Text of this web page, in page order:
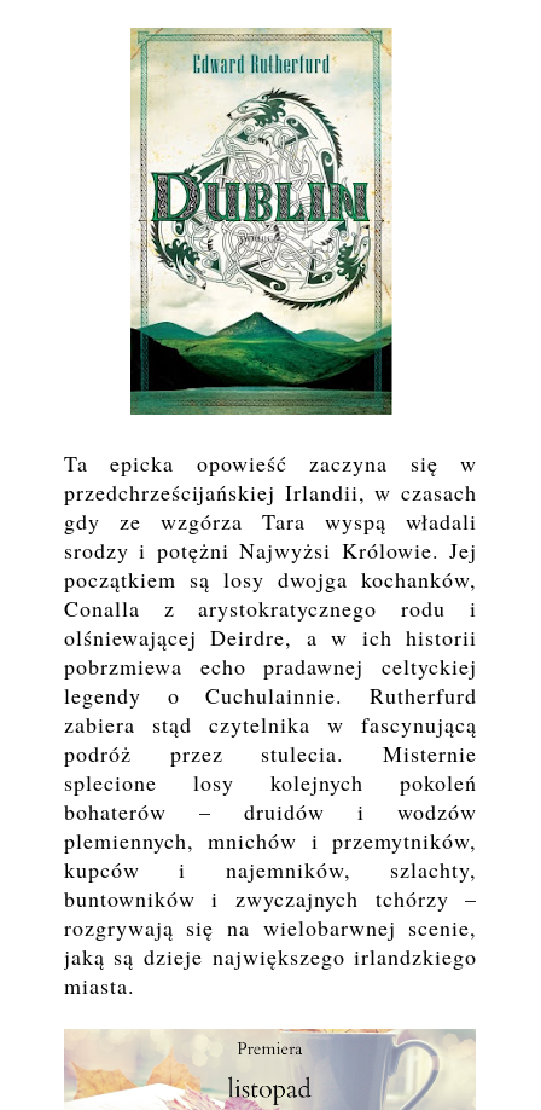
Ta epicka opowieść zaczyna się w
przedchrześcijańskiej Irlandii, w czasach
gdy ze wzgórza Tara wyspą władali
srodzy i potężni Najwyżsi Królowie. Jej
początkiem są losy dwojga kochanków,
Conalla z arystokratycznego rodu i
olśniewającej Deirdre, a w ich historii
pobrzmiewa echo pradawnej celtyckiej
legendy o Cuchulainnie. Rutherfurd
zabiera stąd czytelnika w fascynującą
podróż przez stulecia. Misternie
splecione losy kolejnych pokoleń
bohaterów – druidów i wodzów
plemiennych, mnichów i przemytników,
kupców i najemników, szlachty,
buntowników i zwyczajnych tchórzy –
rozgrywają się na wielobarwnej scenie,
jaką są dzieje największego irlandzkiego
miasta.